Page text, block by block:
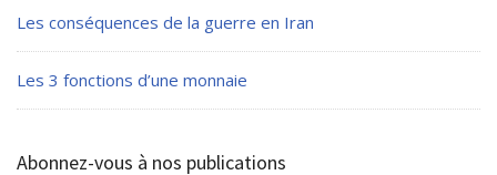
Les conséquences de la guerre en Iran
Les 3 fonctions d’une monnaie
Abonnez-vous à nos publications